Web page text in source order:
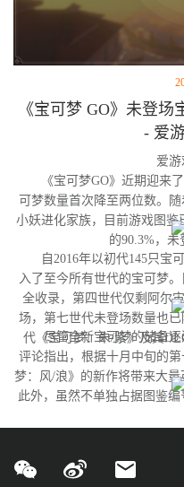
《宝可梦 GO》未登场
- 爱
爱游
《宝可梦GO》近期迎来了
可梦数量首次降至两位数。
小妖进化家族，目前游戏图鉴
的90.3%，未
自2016年以初代145只宝可
入了至今所有世代的宝可梦
全收录，第四世代仅剩阿尔
场，第七世代未登场数量也
代《宝可梦：朱/紫》及其
尽管全新宝可梦的储备逐
评论指出，根据十月中旬的
梦：风/浪》的新作将带来大量
此外，虽然不单独占据图鉴